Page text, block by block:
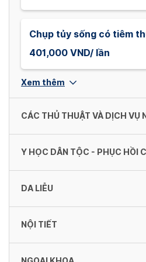
Chụp tủy sống có tiêm
401,000 VND/ lần
Xem thêm
CÁC THỦ THUẬT VÀ DỊCH VỤ
Cắt chỉ
143,000 VND/ lần
Y HỌC DÂN TỘC - PHỤC HỒI
Cứu (Ngải cứu, túi chườm)
DA LIỄU
Đắp mặt nạ điều trị một
NỘI TIẾT